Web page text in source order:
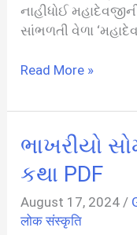
નાહીધોઈ
સાંભળતી વેળા
સાકરિયો
મહાદેવની
કથા
PDF
Read More »
ભાખરીયો
કથા PDF
August 17, 2024/
लोक संस्कृति